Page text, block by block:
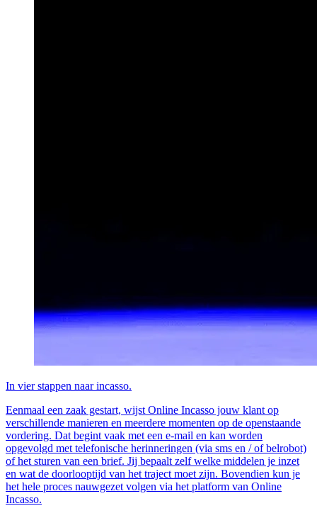
In vier stappen naar incasso.
Eenmaal een zaak gestart, wijst Online Incasso jouw klant op
verschillende manieren en meerdere momenten op de openstaande
vordering. Dat begint vaak met een e-mail en kan worden
opgevolgd met telefonische herinneringen (via sms en / of belrobot)
of het sturen van een brief. Jij bepaalt zelf welke middelen je inzet
en wat de doorlooptijd van het traject moet zijn. Bovendien kun je
het hele proces nauwgezet volgen via het platform van Online
Incasso.